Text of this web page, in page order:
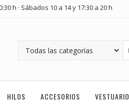
h · Sábados 10 a 14 y 17:30 a 20 h
HILOS ACCESORIOS VESTUARIO